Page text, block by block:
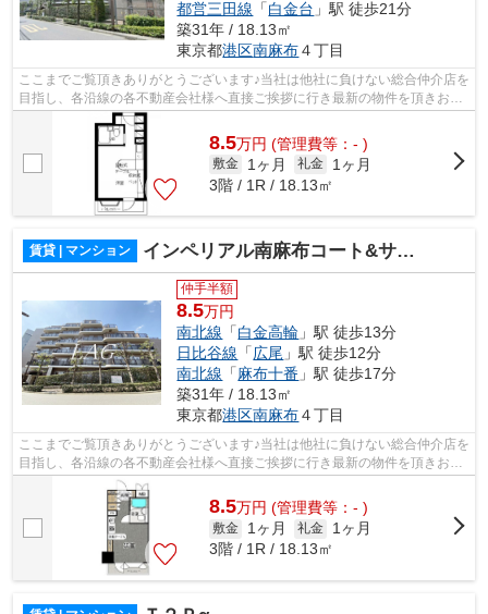
都営三田線 「白金台 」駅 徒歩21分
築31年 / 18.13㎡
東京都港区南麻布４丁目
ここまでご覧頂きありがとうございます♪当社は他社に負けない総合仲介店を
目指し、各沿線の各不動産会社様へ直接ご挨拶に行き最新の物件を頂きお客
様へ提供しております！最新の情報は...
8.5万円 (管理費等：- )
敷金 1ヶ月 礼金
1ヶ月
3階 / 1R / 18.13㎡
賃貸 | マンション インペリアル南麻布コート&サテライト
仲手半額
8.5万円
南北線 「白金高輪 」駅 徒歩13分
日比谷線 「広尾 」駅 徒歩12分
南北線 「麻布十番 」駅 徒歩17分
築31年 / 18.13㎡
東京都港区南麻布４丁目
ここまでご覧頂きありがとうございます♪当社は他社に負けない総合仲介店を
目指し、各沿線の各不動産会社様へ直接ご挨拶に行き最新の物件を頂きお客
様へ提供しております！最新の情報は...
8.5万円 (管理費等：- )
敷金 1ヶ月 礼金
1ヶ月
3階 / 1R / 18.13㎡